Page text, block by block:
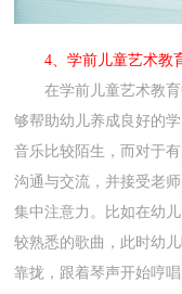
4、学前儿童艺术教
在学前儿童艺术教育
够帮助幼儿养成良好的
音乐比较陌生，而对于
沟通与交流，并接受老
集中注意力。比如在幼
较熟悉的歌曲，此时幼
靠拢，跟着琴声开始哼